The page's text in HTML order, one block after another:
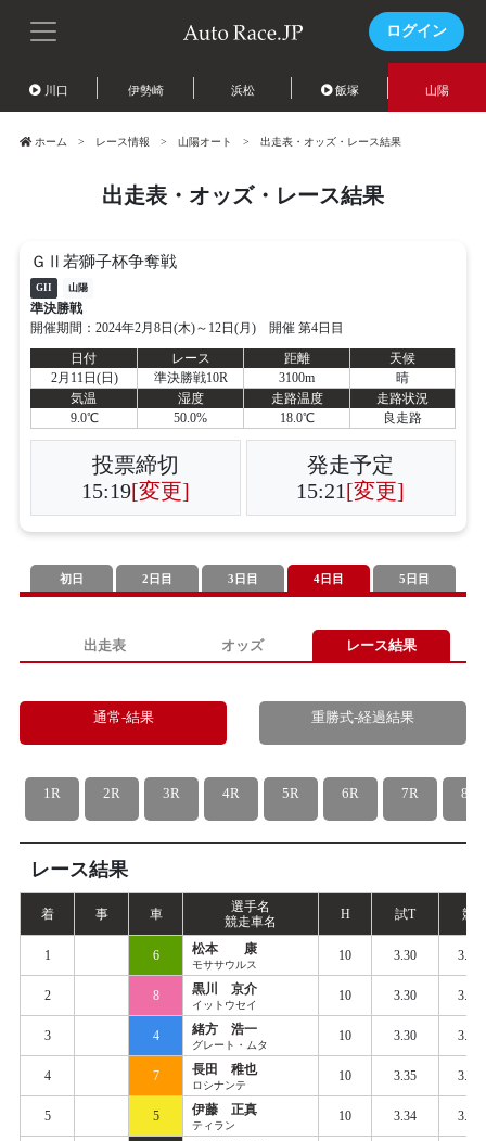
ログイン
川口 伊勢崎 浜松 飯塚 山陽
ホーム レース情報 山陽オート 出走表・オッズ・レース結果
出走表・オッズ・レース結果
ＧⅡ若獅子杯争奪戦
GII 山陽
準決勝戦
開催期間：2024年2月8日(木)～12日(月) 開催 第4日目
日付
レース 距離
天候
2月11日(日)
準決勝戦10R 3100m
晴
気温
湿度 走路温度
走路状況
9.0℃
50.0% 18.0℃ 良走路
投票締切
15:19[変更]
発走予定
15:21[変更]
初日 2日目 3日目 4日目 5日目
出走表 オッズ レース結果
通常-結果 重勝式-経過結果
1R 2R 3R 4R 5R 6R 7R 8R
レース結果
着 事 車
選手名
競走車名
H 試T 競
1 6 松本 康
モササウルス
10 3.30 3.367
2 8 黒川 京介
イットウセイ
10 3.30 3.370
3 4 緒方 浩一
グレート・ムタ
10 3.30 3.370
4 7 長田 稚也
ロシナンテ
10 3.35 3.399
5 5 伊藤 正真
ティラン
10 3.34 3.402